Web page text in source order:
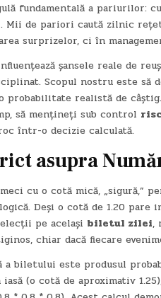
fundamentală a pariurilor:
Mii de pariori caută zilnic
surprizelor, ci în
șansele reale de
Scopul nostru este să
realistă de
să mențineți sub control
într-o decizie calculată.
asupra
cu o cotă mică, „sigură,”
Deși o cotă de 1.20 pare
pe același biletul zilei,
chiar dacă fiecare
biletului este produsul
(o cotă de aproximativ